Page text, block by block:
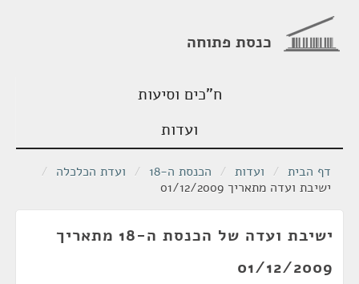
כנסת פתוחה
ח"כים וסיעות
ועדות
דף הבית / ועדות / הכנסת ה-18 / ועדת הכלכלה /
ישיבת ועדה מתאריך 01/12/2009
ישיבת ועדה של הכנסת ה-18 מתאריך
01/12/2009